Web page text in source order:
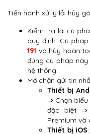
Tiến hành xử lý lỗi hủy
Kiểm tra lại cú
quy định: Cú
191 và hủy hoàn
đúng cú pháp này
hệ thống.
Mở chặn gửi tin
Thiết bị
⇒ Chọn
đặc biệt ⇒
Premium và
Thiết bị iOS